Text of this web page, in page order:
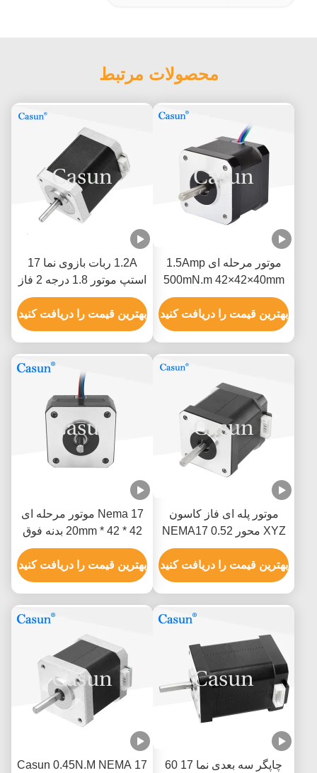
محصولات مرتبط
موتور مرحله ای 1.5Amp
500mN.m 42×42×40mm
NEMA 17 با ISO CE
بهترین قیمت را دریافت کنید
1.2A ربات بازوی نما 17
استپ موتور 1.8 درجه 2 فاز
با دقت بالا
بهترین قیمت را دریافت کنید
موتور پله ای فاز کاسون
XYZ محور NEMA17 0.52
نیوتن متر
بهترین قیمت را دریافت کنید
Nema 17 موتور مرحله ای
42 * 42 * 20mm بدنه فوق
نازک 1.0A 130mN.m برای
تجهیزات پزشکی
بهترین قیمت را دریافت کنید
چاپگر سه بعدی نما 17 60
Casun 0.45N.M NEMA 17